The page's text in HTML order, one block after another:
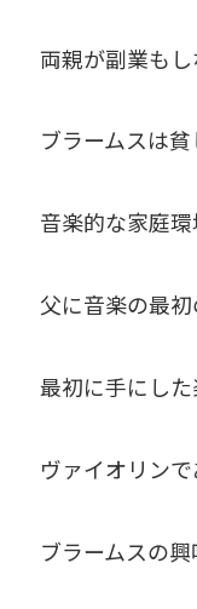
両親が副業もし
ブラームスは
音楽的な家庭
父に音楽の最初
最初に手にし
ヴァイオリンで
ブラームスの興